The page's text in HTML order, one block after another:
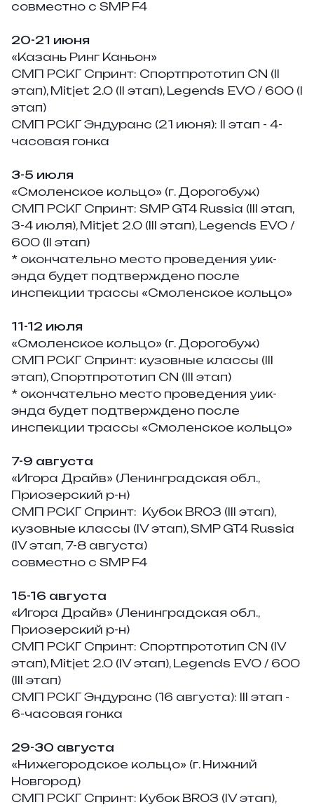
совместно с SMP F4
20-21 июня
«Казань Ринг Каньон»
СМП РСКГ Спринт: Спортпрототип CN (II
этап), Mitjet 2.0 (II этап), Legends EVO / 600 (I
этап)
СМП РСКГ Эндуранс (21 июня): II этап - 4-
часовая гонка
3-5 июля
«Смоленское кольцо» (г. Дорогобуж)
СМП РСКГ Спринт: SMP GT4 Russia (III этап,
3-4 июля), Mitjet 2.0 (III этап), Legends EVO /
600 (II этап)
* окончательно место проведения уик-
энда будет подтверждено после
инспекции трассы «Смоленское кольцо»
11-12 июля
«Смоленское кольцо» (г. Дорогобуж)
СМП РСКГ Спринт: кузовные классы (III
этап), Спортпрототип CN (III этап)
* окончательно место проведения уик-
энда будет подтверждено после
инспекции трассы «Смоленское кольцо»
7-9 августа
«Игора Драйв» (Ленинградская обл.,
Приозерский р-н)
СМП РСКГ Спринт: Кубок BR03 (III этап),
кузовные классы (IV этап), SMP GT4 Russia
(IV этап, 7-8 августа)
совместно с SMP F4
15-16 августа
«Игора Драйв» (Ленинградская обл.,
Приозерский р-н)
СМП РСКГ Спринт: Спортпрототип CN (IV
этап), Mitjet 2.0 (IV этап), Legends EVO / 600
(III этап)
СМП РСКГ Эндуранс (16 августа): III этап -
6-часовая гонка
29-30 августа
«Нижегородское кольцо» (г. Нижний
Новгород)
СМП РСКГ Спринт: Кубок BR03 (IV этап),